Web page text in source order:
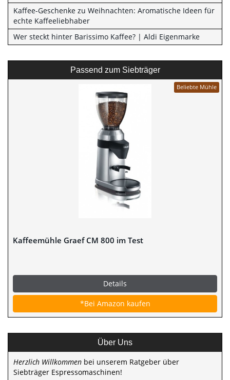
Kaffee-Geschenke zu Weihnachten: Aromatische Ideen für
echte Kaffeeliebhaber
Wer steckt hinter Barissimo Kaffee? | Aldi Eigenmarke
Passend zum Siebträger
Beliebte Mühle
Kaffeemühle Graef CM 800 im Test
Details
*Bei Amazon kaufen
Über Uns
Herzlich Willkommen bei unserem Ratgeber über
Siebträger Espressomaschinen!